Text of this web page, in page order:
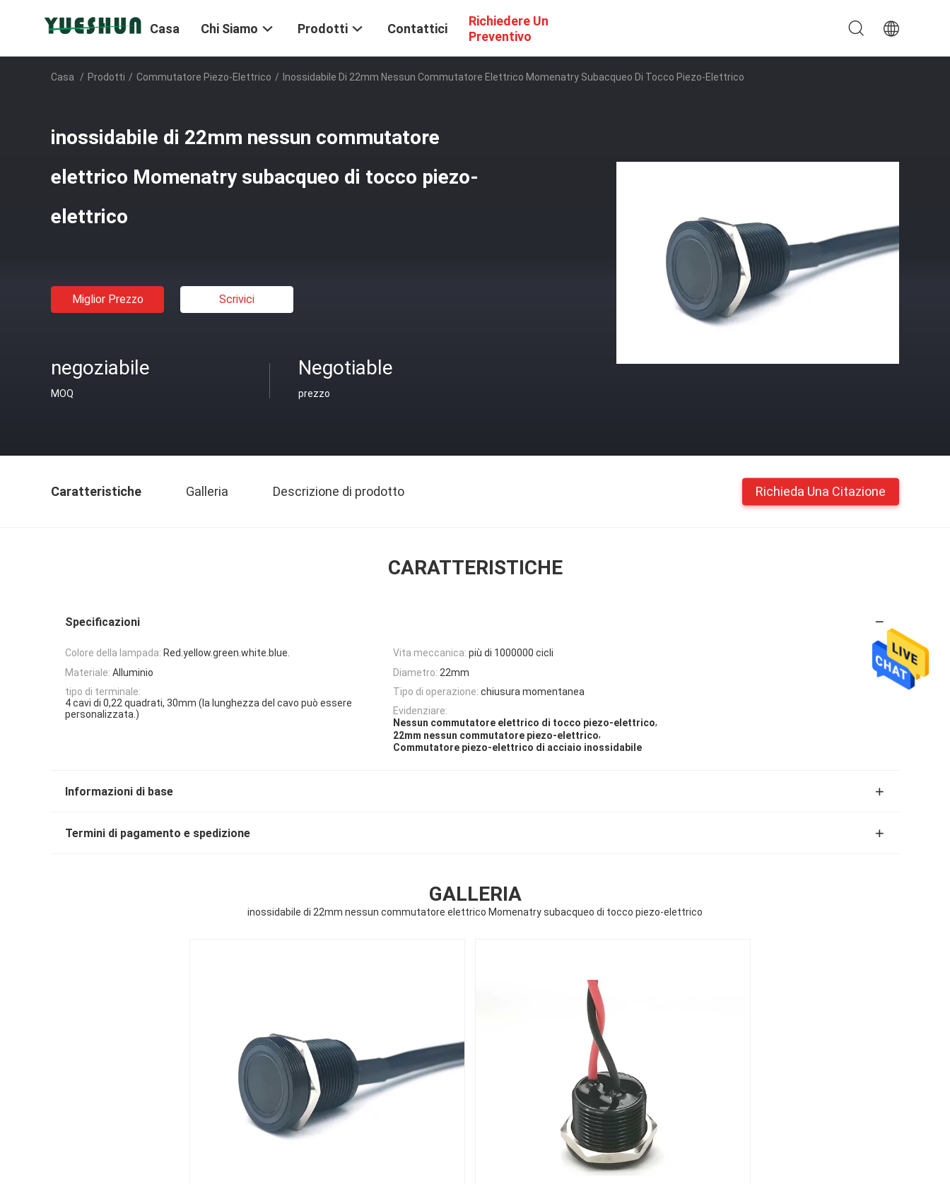
Casa Chi Siamo Prodotti Contattici
Richiedere Un
Preventivo
Casa / Prodotti / Commutatore Piezo-Elettrico / Inossidabile Di 22mm Nessun Commutatore Elettrico Momenatry Subacqueo Di Tocco Piezo-Elettrico
inossidabile di 22mm nessun commutatore
elettrico Momenatry subacqueo di tocco piezo-
elettrico
Miglior Prezzo Scrivici
negoziabile
MOQ
Negotiable
prezzo
Caratteristiche Galleria Descrizione di prodotto Richieda Una Citazione
CARATTERISTICHE
Specificazioni
Colore della lampada: Red.yellow.green.white.blue. Vita meccanica: più di 1000000 cicli
Materiale: Alluminio Diametro: 22mm
tipo di terminale:
4 cavi di 0,22 quadrati, 30mm (la lunghezza del cavo può essere
personalizzata.)
Tipo di operazione: chiusura momentanea
Evidenziare:
Nessun commutatore elettrico di tocco piezo-elettrico,
22mm nessun commutatore piezo-elettrico,
Commutatore piezo-elettrico di acciaio inossidabile
Informazioni di base
Termini di pagamento e spedizione
GALLERIA
inossidabile di 22mm nessun commutatore elettrico Momenatry subacqueo di tocco piezo-elettrico